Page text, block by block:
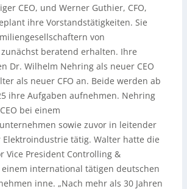
CEO, und Werner Guthier, CFO,
ihre Vorstandstätigkeiten. Sie
von
zunächst beratend erhalten. Ihre
Dr. Wilhelm Nehring als neuer CEO
als neuer CFO an. Beide werden ab
ihre Aufgaben aufnehmen. Nehring
bei einem
sowie zuvor in leitender
Elektroindustrie tätig. Walter hatte die
Vice President Controlling &
international tätigen deutschen
inne. „Nach mehr als 30 Jahren